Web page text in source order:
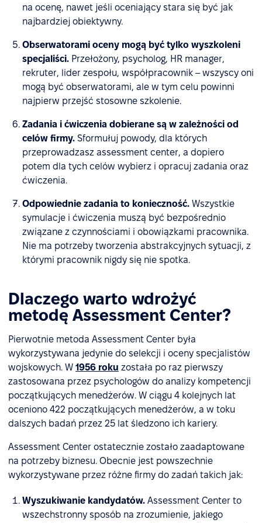
na ocenę, nawet jeśli oceniający stara się być jak
najbardziej obiektywny.
Obserwatorami oceny mogą być tylko wyszkoleni
specjaliści. Przełożony, psycholog, HR manager,
rekruter, lider zespołu, współpracownik – wszyscy oni
mogą być obserwatorami, ale w tym celu powinni
najpierw przejść stosowne szkolenie.
Zadania i ćwiczenia dobierane są w zależności od
celów firmy. Sformułuj powody, dla których
przeprowadzasz assessment center, a dopiero
potem dla tych celów wybierz i opracuj zadania oraz
ćwiczenia.
Odpowiednie zadania to konieczność. Wszystkie
symulacje i ćwiczenia muszą być bezpośrednio
związane z czynnościami i obowiązkami pracownika.
Nie ma potrzeby tworzenia abstrakcyjnych sytuacji, z
którymi pracownik nigdy się nie spotka.
Dlaczego warto wdrożyć
metodę Assessment Center?
Pierwotnie metoda Assessment Center była
wykorzystywana jedynie do selekcji i oceny specjalistów
wojskowych. W 1956 roku została po raz pierwszy
zastosowana przez psychologów do analizy kompetencji
początkujących menedżerów. W ciągu 4 kolejnych lat
oceniono 422 początkujących menedżerów, a w toku
dalszych badań przez 25 lat śledzono ich kariery.
Assessment Center ostatecznie zostało zaadaptowane
na potrzeby biznesu. Obecnie jest powszechnie
wykorzystywane przez różne firmy do zadań takich jak:
Wyszukiwanie kandydatów. Assessment Center to
wszechstronny sposób na zrozumienie, jakiego